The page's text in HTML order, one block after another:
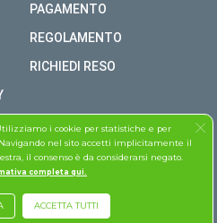
PAGAMENTO
REGOLAMENTO
RICHIEDI RESO
S.R.L. P.I. 02979990609
i cookie per statistiche e per
nel sito accetti implicitamente il
il consenso è da considerarsi negato.
completa qui.
ACCETTA TUTTI